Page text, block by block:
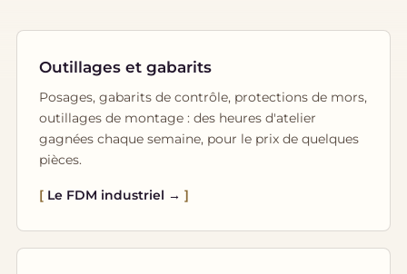
Outillages et gabarits
Posages, gabarits de contrôle, protections de mors,
outillages de montage : des heures d'atelier
gagnées chaque semaine, pour le prix de quelques
pièces.
Le FDM industriel →